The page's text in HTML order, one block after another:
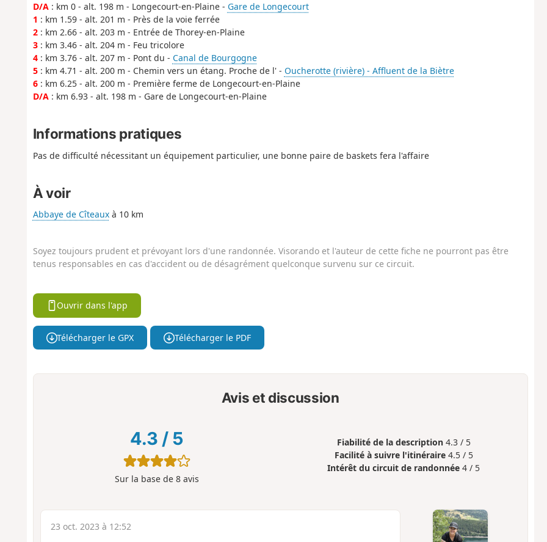
D/A: km 0 - alt. 198 m - Longecourt-en-Plaine - Gare de Longecourt
1 : km 1.59 - alt. 201 m - Près de la voie ferrée
2: km 2.66 - alt. 203 m - Entrée de Thorey-en-Plaine
3: km 3.46 - alt. 204 m - Feu tricolore
4: km 3.76 - alt. 207 m - Pont du - Canal de Bourgogne
5: km 4.71 - alt. 200 m - Chemin vers un étang. Proche de l' - Oucherotte (rivière) - Affluent de la Biètre
6: km 6.25 - alt. 200 m - Première ferme de Longecourt-en-Plaine
D/A: km 6.93 - alt. 198 m - Gare de Longecourt-en-Plaine
Informations pratiques
Pas de difficulté nécessitant un équipement particulier, une bonne paire de baskets fera l'affaire
À voir
Abbaye de Cîteauxà 10 km
Soyez toujours prudent et prévoyant lors d'une randonnée. Visorando et l'auteur de cette fiche ne pourront pas être
tenus responsables en cas d'accident ou de désagrément quelconque survenu sur ce circuit.
Ouvrir dans l'app
Télécharger le GPX Télécharger le PDF
Avis et discussion
4.3 / 5
Sur la base de 8avis
Fiabilité de la description 4.3 / 5
Facilité à suivre l'itinéraire 4.5 / 5
Intérêt du circuit de randonnée 4 / 5
23 oct. 2023 à 12:52